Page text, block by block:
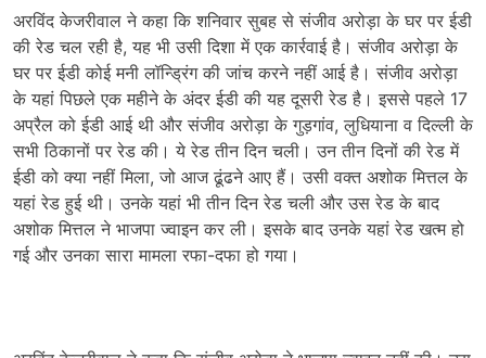
अरविंद केजरीवाल ने कहा कि शनिवार सुबह से संजीव अरोड़ा के घर पर ईडी
की रेड चल रही है, यह भी उसी दिशा में एक कार्रवाई है। संजीव अरोड़ा के
घर पर ईडी कोई मनी लॉन्ड्रिंग की जांच करने नहीं आई है। संजीव अरोड़ा
के यहां पिछले एक महीने के अंदर ईडी की यह दूसरी रेड है। इससे पहले 17
अप्रैल को ईडी आई थी और संजीव अरोड़ा के गुड़गांव, लुधियाना व दिल्ली के
सभी ठिकानों पर रेड की। ये रेड तीन दिन चली। उन तीन दिनों की रेड में
ईडी को क्या नहीं मिला, जो आज ढूंढने आए हैं। उसी वक्त अशोक मित्तल के
यहां रेड हुई थी। उनके यहां भी तीन दिन रेड चली और उस रेड के बाद
अशोक मित्तल ने भाजपा ज्वाइन कर ली। इसके बाद उनके यहां रेड खत्म हो
गई और उनका सारा मामला रफा-दफा हो गया।